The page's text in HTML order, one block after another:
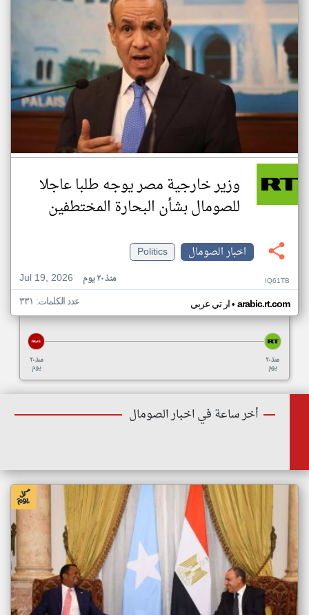
وزير خارجية مصر يوجه طلبا عاجلا
للصومال بشأن البحارة المختطفين
اخبار الصومال
Politics
Jul 19, 2026
منذ ٢٠ يوم IQ61TB
ار تي عربي• arabic.rt.com عدد الكلمات: ٣٣١
منذ ٢٠
يوم
منذ ٢٠
يوم
أخر ساعة في اخبار الصومال